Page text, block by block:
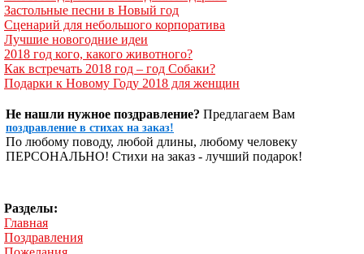
Застольные песни в Новый год
Сценарий для небольшого корпоратива
Лучшие новогодние идеи
2018 год кого, какого животного?
Как встречать 2018 год – год Собаки?
Подарки к Новому Году 2018 для женщин
Не нашли нужное поздравление? Предлагаем Вам
поздравление в стихах на заказ!
По любому поводу, любой длины, любому человеку
ПЕРСОНАЛЬНО! Стихи на заказ - лучший подарок!
Разделы:
Главная
Поздравления